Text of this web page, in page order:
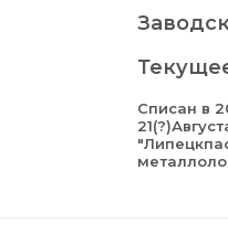
Списан в